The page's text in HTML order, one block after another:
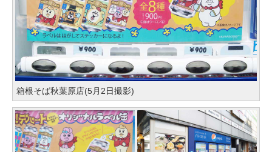
箱根そば秋葉原店(5月2日撮影)